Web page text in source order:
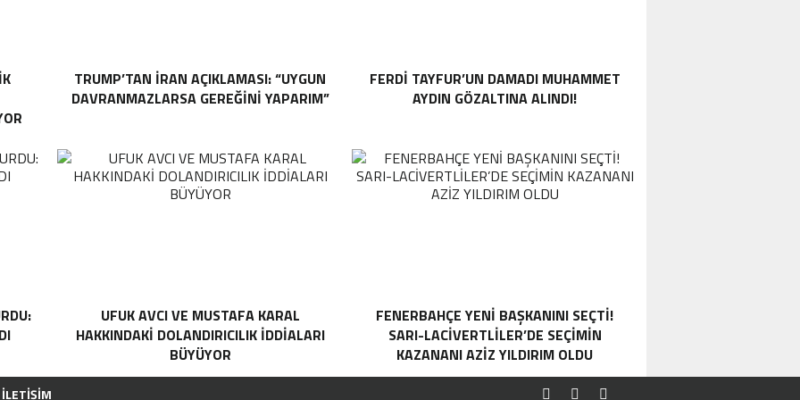
TRUMP’TAN İRAN AÇIKLAMASI: “UYGUN
DAVRANMAZLARSA GEREĞINI YAPARIM”
FERDI TAYFUR’UN DAMADI MUHAMMET
AYDIN GÖZALTINA ALINDI!
UFUK AVCI VE MUSTAFA KARAL
HAKKINDAKI DOLANDIRICILIK İDDIALARI
BÜYÜYOR
FENERBAHÇE YENI BAŞKANINI SEÇTI!
SARI-LACIVERTLILER’DE SEÇIMIN
KAZANANI AZIZ YILDIRIM OLDU
İLETIŞIM